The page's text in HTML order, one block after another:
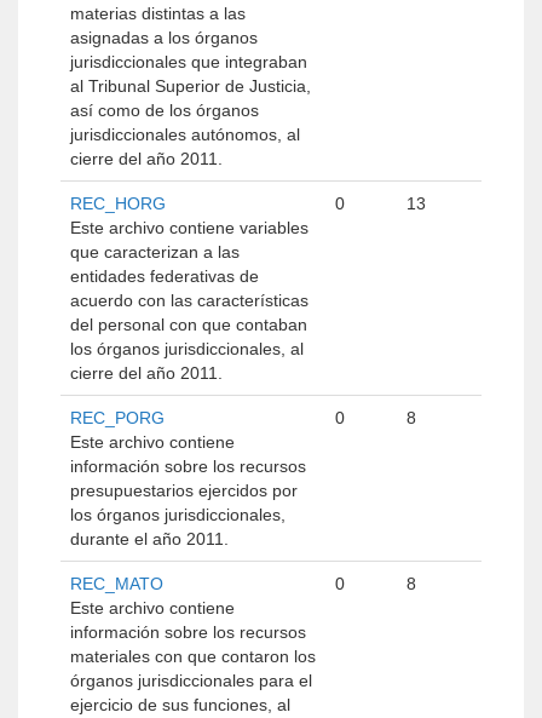
materias distintas a las
asignadas a los órganos
jurisdiccionales que integraban
al Tribunal Superior de Justicia,
así como de los órganos
jurisdiccionales autónomos, al
cierre del año 2011.
REC_HORG
Este archivo contiene variables
que caracterizan a las
entidades federativas de
acuerdo con las características
del personal con que contaban
los órganos jurisdiccionales, al
cierre del año 2011.
0 13
REC_PORG
Este archivo contiene
información sobre los recursos
presupuestarios ejercidos por
los órganos jurisdiccionales,
durante el año 2011.
0 8
REC_MATO
Este archivo contiene
información sobre los recursos
materiales con que contaron los
órganos jurisdiccionales para el
ejercicio de sus funciones, al
0 8